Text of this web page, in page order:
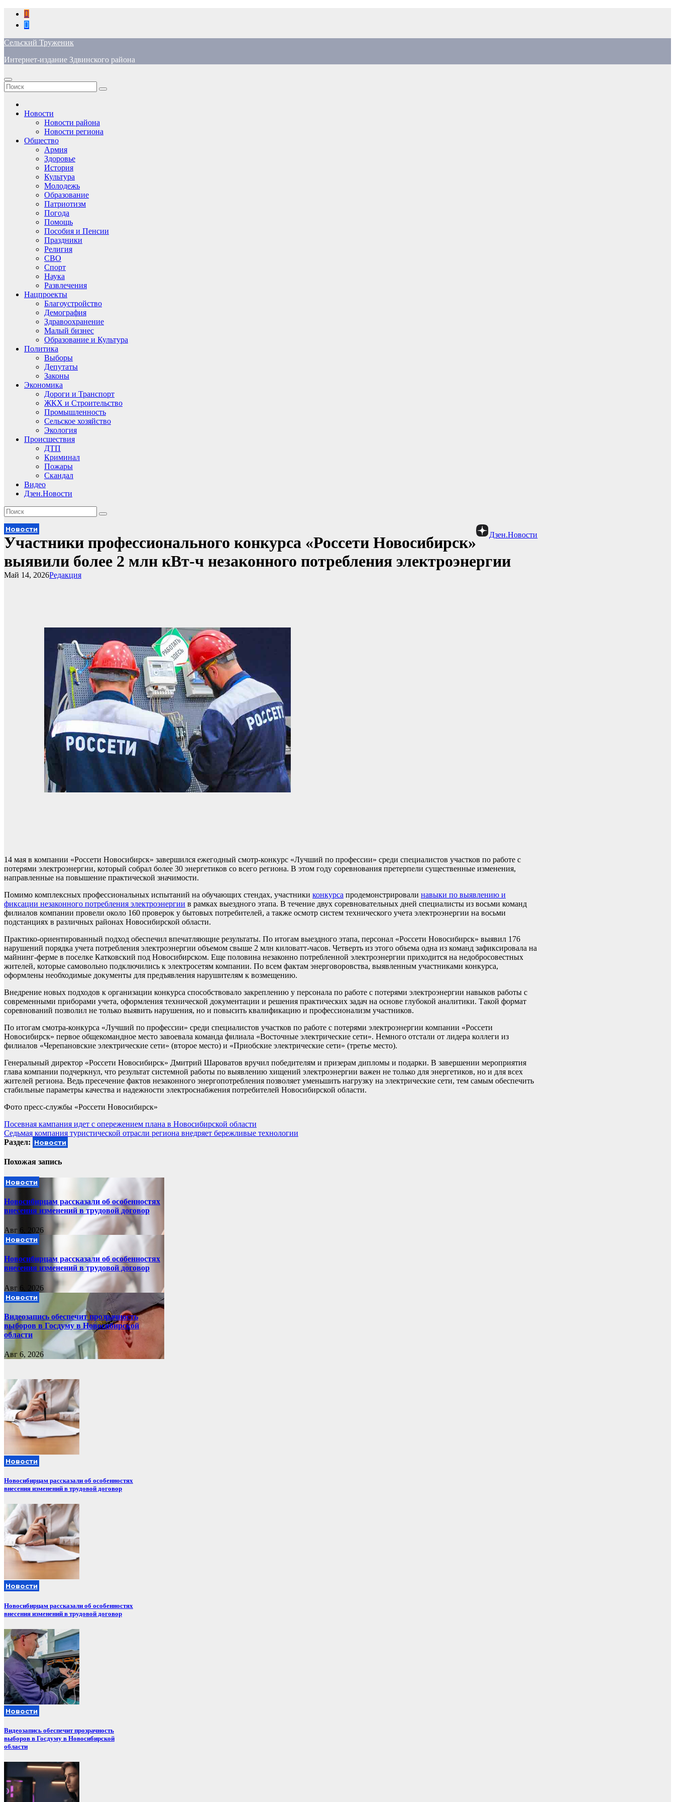
Перейти
содержимому
Сельский Труженик
Интернет-издание Здвинского района
Новости
Новости района
Новости региона
Общество
Армия
Здоровье
История
Культура
Молодежь
Образование
Патриотизм
Погода
Помощь
Пособия и Пенсии
Праздники
Религия
СВО
Спорт
Наука
Развлечения
Нацпроекты
Благоустройство
Демография
Здравоохранение
Малый бизнес
Образование и Культура
Политика
Выборы
Депутаты
Законы
Экономика
Дороги и Транспорт
ЖКХ и Строительство
Промышленность
Сельское хозяйство
Экология
Происшествия
ДТП
Криминал
Пожары
Скандал
Видео
Дзен.Новости
Дзен.Новости
Новости
Участники профессионального конкурса «Россети Новосибирск»
выявили более 2 млн кВт-ч незаконного потребления электроэнергии
Редакция
Май 14, 2026
14 мая в компании «Россети Новосибирск» завершился ежегодный смотр-конкурс «Лучший по профессии» среди специалистов участков по работе с
потерями электроэнергии, который собрал более 30 энергетиков со всего региона. В этом году соревнования претерпели существенные изменения,
направленные на повышение практической значимости.
Помимо комплексных профессиональных испытаний на обучающих стендах, участники конкурса продемонстрировали навыки по выявлению и
фиксации незаконного потребления электроэнергии в рамках выездного этапа. В течение двух соревновательных дней специалисты из восьми команд
филиалов компании провели около 160 проверок у бытовых потребителей, а также осмотр систем технического учета электроэнергии на восьми
подстанциях в различных районах Новосибирской области.
Практико-ориентированный подход обеспечил впечатляющие результаты. По итогам выездного этапа, персонал «Россети Новосибирск» выявил 176
нарушений порядка учета потребления электроэнергии объемом свыше 2 млн киловатт-часов. Четверть из этого объема одна из команд зафиксировала на
майнинг-ферме в поселке Катковский под Новосибирском. Еще половина незаконно потребленной электроэнергии приходится на недобросовестных
жителей, которые самовольно подключились к электросетям компании. По всем фактам энерговоровства, выявленным участниками конкурса,
оформлены необходимые документы для предъявления нарушителям к возмещению.
Внедрение новых подходов к организации конкурса способствовало закреплению у персонала по работе с потерями электроэнергии навыков работы с
современными приборами учета, оформления технической документации и решения практических задач на основе глубокой аналитики. Такой формат
соревнований позволил не только выявить нарушения, но и повысить квалификацию и профессионализм участников.
По итогам смотра-конкурса «Лучший по профессии» среди специалистов участков по работе с потерями электроэнергии компании «Россети
Новосибирск» первое общекомандное место завоевала команда филиала «Восточные электрические сети». Немного отстали от лидера коллеги из
филиалов «Черепановские электрические сети» (второе место) и «Приобские электрические сети» (третье место).
Генеральный директор «Россети Новосибирск» Дмитрий Шароватов вручил победителям и призерам дипломы и подарки. В завершении мероприятия
глава компании подчеркнул, что результат системной работы по выявлению хищений электроэнергии важен не только для энергетиков, но и для всех
жителей региона. Ведь пресечение фактов незаконного энергопотребления позволяет уменьшить нагрузку на электрические сети, тем самым обеспечить
стабильные параметры качества и надежности электроснабжения потребителей Новосибирской области.
Фото пресс-службы «Россети Новосибирск»
Навигация
по
Посевная кампания идет с опережением плана в Новосибирской области
Седьмая компания туристической отрасли региона внедряет бережливые технологии
Раздел: Новости
Похожая запись
Новости
Новосибирцам рассказали об особенностях
внесения изменений в трудовой договор
Авг 6, 2026
Новости
Новосибирцам рассказали об особенностях
внесения изменений в трудовой договор
Авг 6, 2026
Новости
Видеозапись обеспечит прозрачность
выборов в Госдуму в Новосибирской
области
Авг 6, 2026
Новости
Новосибирцам рассказали об особенностях
внесения изменений в трудовой договор
Новости
Новосибирцам рассказали об особенностях
внесения изменений в трудовой договор
Новости
Видеозапись обеспечит прозрачность
выборов в Госдуму в Новосибирской
области